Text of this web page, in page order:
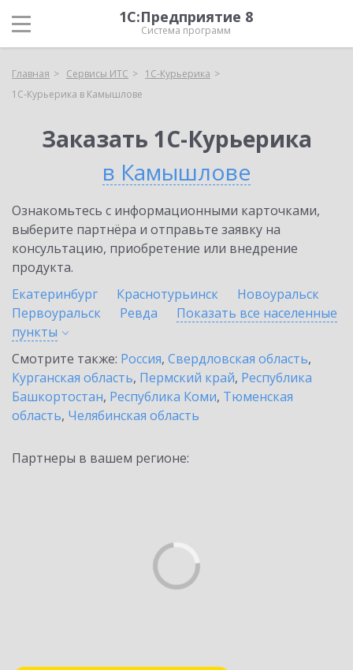
1С:Предприятие 8
Система программ
Главная Сервисы ИТС
1С-Курьерика
1С-Курьерика в Камышлове
Заказать 1С-Курьерика
в Камышлове
Ознакомьтесь с информационными карточками,
выберите партнёра и отправьте заявку на
консультацию, приобретение или внедрение
продукта.
Екатеринбург
Краснотурьинск
Новоуральск
Первоуральск
Ревда
Показать все населенные
пункты
Смотрите также: Россия, Свердловская область,
Курганская область, Пермский край, Республика
Башкортостан, Республика Коми, Тюменская
область, Челябинская область
Партнеры в вашем регионе: